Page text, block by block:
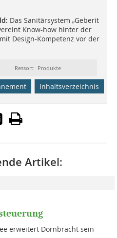
Das Sanitärsystem „Geberit
Know-how hinter der
Design-Kompetenz vor der
Ressort: Produkte
Inhaltsverzeichnis
Artikel:
erweitert Dornbracht sein